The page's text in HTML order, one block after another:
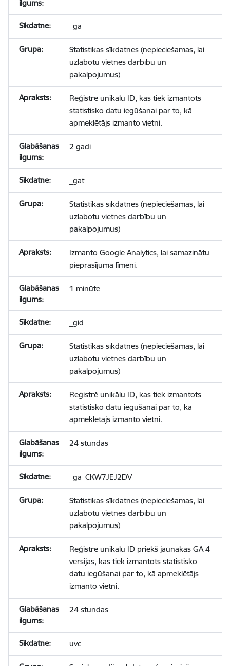
_ga
Statistikas sīkdatnes (nepieciešamas, lai
uzlabotu vietnes darbību un
pakalpojumus)
Reģistrē unikālu ID, kas tiek izmantots
statistisko datu iegūšanai par to, kā
apmeklētājs izmanto vietni.
2 gadi
_gat
Statistikas sīkdatnes (nepieciešamas, lai
uzlabotu vietnes darbību un
pakalpojumus)
Izmanto Google Analytics, lai samazinātu
pieprasījuma līmeni.
1 minūte
_gid
Statistikas sīkdatnes (nepieciešamas, lai
uzlabotu vietnes darbību un
pakalpojumus)
Reģistrē unikālu ID, kas tiek izmantots
statistisko datu iegūšanai par to, kā
apmeklētājs izmanto vietni.
24 stundas
_ga_CKW7JEJ2DV
Statistikas sīkdatnes (nepieciešamas, lai
uzlabotu vietnes darbību un
pakalpojumus)
Reģistrē unikālu ID priekš jaunākās GA 4
versijas, kas tiek izmantots statistisko
datu iegūšanai par to, kā apmeklētājs
izmanto vietni.
24 stundas
uvc